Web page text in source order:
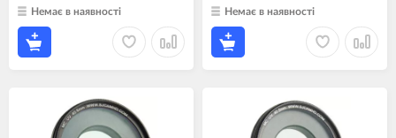
Немає в наявності Немає в наявності